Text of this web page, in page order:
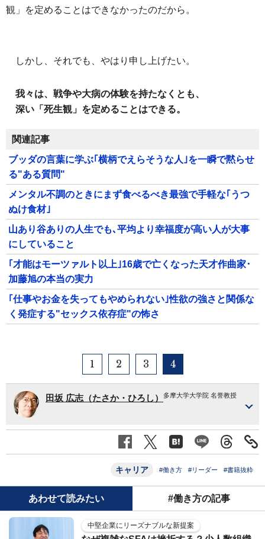
観」を定めることはできなかったのだから。
しかし、それでも、やはり申し上げたい。
我々は、戦争や大病の体験を持たなくとも、
深い「死生観」を定めることはできる。
関連記事
ブッダの言葉に学ぶ｢横柄でえらそうな人｣を一瞬で黙らせ
る"ある質問"
メンタル不調のときにまず食べるべき最強で手軽な｢うつ
ぬけ食材｣
山あり谷ありの人生でも､平均より幸福度が高い人が大事
にしていること
｢才能はモーツァルト以上｣16歳で亡くなった天才作曲家･
加藤旭の本当の実力
｢仕事やお金を失ってもやめられない｣性欲の強さと関係な
く発症する"セックス依存症"の怖さ
1 2 3 4
田坂 広志（たさか・ひろし） 多摩大学大学院 名誉教授
キャリア #働き方 #リーダー #書籍抜粋
あわせて読みたい #働き方の記事
中堅企業にリーズナブルな新提案